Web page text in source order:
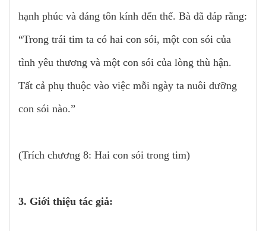
hạnh phúc và đáng tôn kính đến thế. Bà đã đáp rằng:
“Trong trái tim ta có hai con sói, một con sói của
tình yêu thương và một con sói của lòng thù hận.
Tất cả phụ thuộc vào việc mỗi ngày ta nuôi dưỡng
con sói nào.”
(Trích chương 8: Hai con sói trong tim)
3. Giới thiệu tác giả: